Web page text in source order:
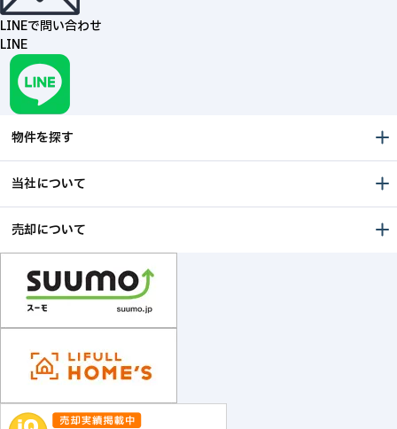
LINEで問い合わせ
LINE
物件を探す
当社について
売却について